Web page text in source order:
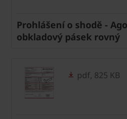
Prohlášení o shodě -
obkladový pásek rovný
pdf, 825 KB